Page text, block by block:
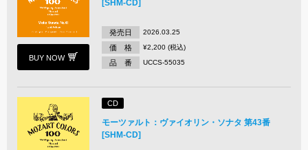
BUY NOW
[SHM-CD]
発売日 2026.03.25
価 格 ¥2,200 (税込)
品 番 UCCS-55035
CD
モーツァルト：ヴァイオリン・ソナタ 第43番
[SHM-CD]